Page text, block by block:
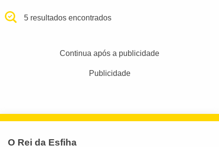
5 resultados encontrados
Continua após a publicidade
Publicidade
O Rei da Esfiha